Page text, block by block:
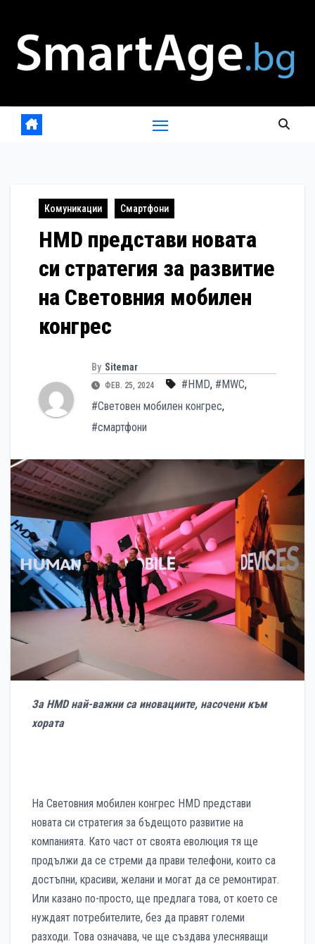
content
Комуникации Смартфони
HMD представи новата
си стратегия за развитие
на Световния мобилен
конгрес
By Sitemar
ФЕВ. 25, 2024 #HMD, #MWC,
#Световен мобилен конгрес,
#смартфони
За HMD най-важни са иновациите, насочени към
хората
На Световния мобилен конгрес HMD представи
новата си стратегия за бъдещото развитие на
компанията. Като част от своята еволюция тя ще
продължи да се стреми да прави телефони, които са
достъпни, красиви, желани и могат да се ремонтират.
Или казано по-просто, ще предлага това, от което се
нуждаят потребителите, без да правят големи
разходи. Това означава, че ще създава улесняващи